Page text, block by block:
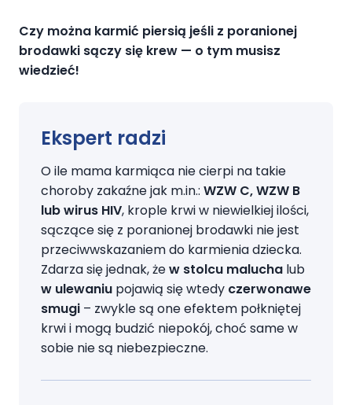
Czy można karmić piersią jeśli z poranionej
brodawki sączy się krew — o tym musisz
wiedzieć!
Ekspert radzi
O ile mama karmiąca nie cierpi na takie
choroby zakaźne jak m.in.: WZW C, WZW B
lub wirus HIV, krople krwi w niewielkiej ilości,
sączące się z poranionej brodawki nie jest
przeciwwskazaniem do karmienia dziecka.
Zdarza się jednak, żew stolcu malucha lub
w ulewaniu pojawią się wtedy czerwonawe
smugi – zwykle są one efektem połkniętej
krwi i mogą budzić niepokój, choć same w
sobie nie są niebezpieczne.